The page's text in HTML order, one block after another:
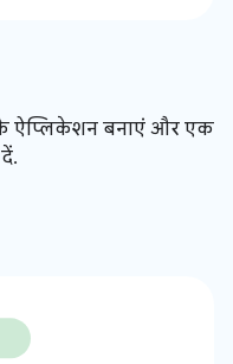
के ऐप्लिकेशन बनाएं और एक